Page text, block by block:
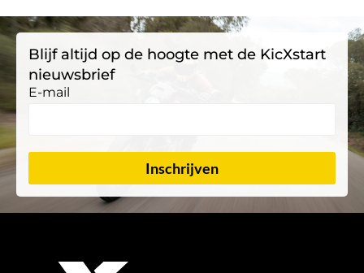
Blijf altijd op de hoogte met de KicXstart
nieuwsbrief
E-mail
Inschrijven